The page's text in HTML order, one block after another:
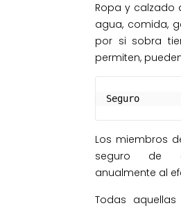
Ropa y
agua, comida,
por si sobra
permiten,
Seguro
Los miembros
seguro de
anualmente al
Todas